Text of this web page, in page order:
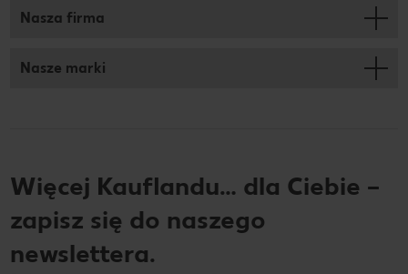
Nasza firma
Nasze marki
Więcej Kauflandu… dla Ciebie –
zapisz się do naszego
newslettera.